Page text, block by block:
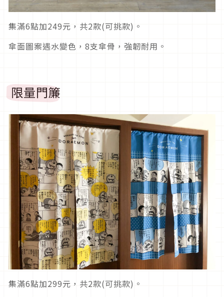
集滿6點加249元，共2款(可挑款)。
傘面圖案遇水變色，8支傘骨，強韌耐用。
限量門簾
集滿6點加299元，共2款(可挑款)。